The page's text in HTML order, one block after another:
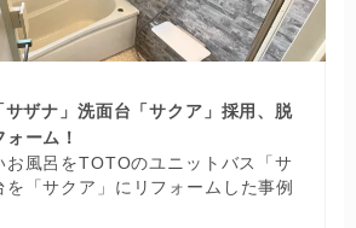
ザナ」洗面台「サクア」採用、脱
ーム！
お風呂をTOTOのユニットバス「サ
「サクア」にリフォームした事例